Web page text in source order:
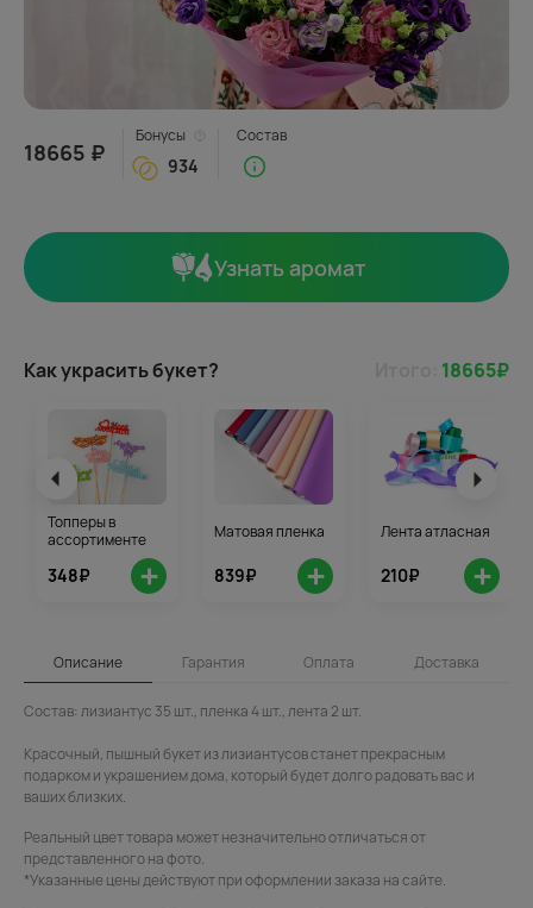
18665 ₽
Бонусы
934
Состав
Узнать аромат
Как украсить букет? 18665₽
Топперы в
ассортименте
348₽ +
Матовая пленка
839₽ +
Лента атласная
210₽ +
Описание Гарантия Оплата Доставка
Состав: лизиантус 35 шт., пленка 4 шт., лента 2 шт.
Красочный, пышный букет из лизиантусов станет прекрасным
подарком и украшением дома, который будет долго радовать вас и
ваших близких.
Реальный цвет товара может незначительно отличаться от
представленного на фото.
*Указанные цены действуют при оформлении заказа на сайте.